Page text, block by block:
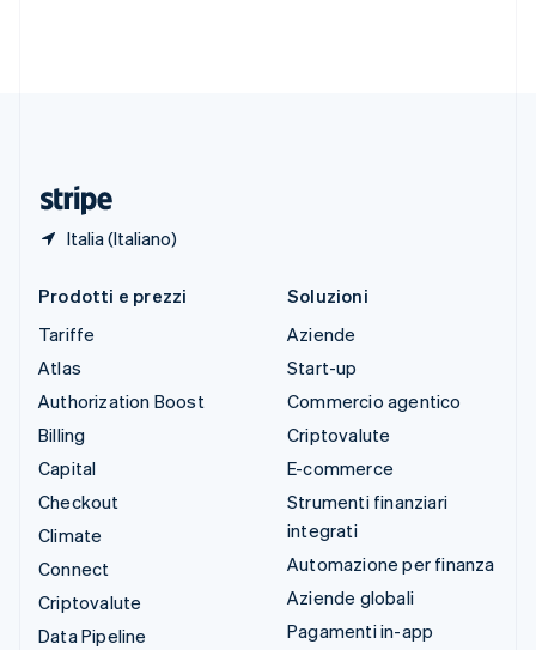
Italia (Italiano)
Prodotti e prezzi
Tariffe
Atlas
Authorization Boost
Billing
Capital
Checkout
Climate
Connect
Criptovalute
Data Pipeline
Soluzioni
Aziende
Start-up
Commercio agentico
Criptovalute
E-commerce
Strumenti finanziari
integrati
Automazione per finanza
Aziende globali
Pagamenti in-app